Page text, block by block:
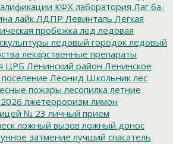
КФХ лаборатория Лаг ба-
лайк ЛДПР Левинталь Легкая
пробежка лед ледовая
ледовый городок ледовый
лекарственные препараты
ЦРБ Ленинский район Ленинское
Леонид Школьник лес
пожары лесопилка летние
лжетерроризм лимон
№ 23 личный прием
ложный вызов ложный донос
затмение лучший спасатель